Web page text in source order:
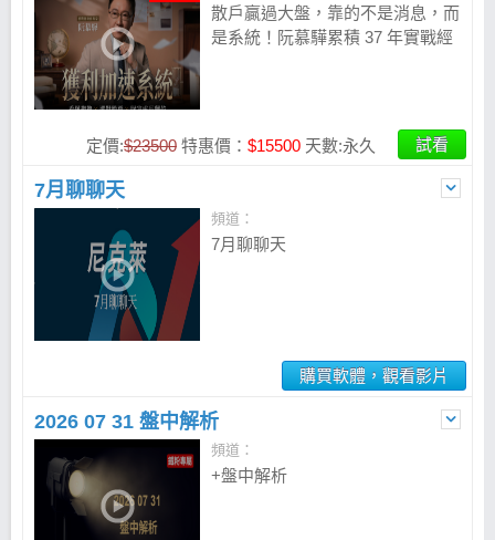
散戶贏過大盤，靠的不是消息，而
是系統！阮慕驊累積 37 年實戰經
總經指標提前布局、三層漏斗篩出
潛力飆股，再搭配 AI 投資檢核工
具，30 分鐘建立個人投資策略。
用系統取代猜測、用紀律放大獲
利，把市場波動變成資產加速成長
的機會！
定價:$23500 特惠價： $15500 天數:永久 試看
7月聊聊天
頻道：
7月聊聊天
購買軟體，觀看影片
2026 07 31 盤中解析
頻道：
+盤中解析